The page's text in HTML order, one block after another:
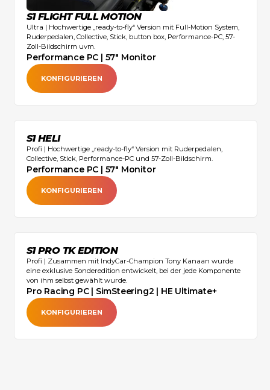
S1 FLIGHT FULL MOTION
Ultra | Hochwertige „ready-to-fly“ Version mit Full-Motion System,
Ruderpedalen, Collective, Stick, button box, Performance-PC, 57-
Zoll-Bildschirm uvm.
Performance PC | 57" Monitor
KONFIGURIEREN
S1 HELI
Profi | Hochwertige „ready-to-fly“ Version mit Ruderpedalen,
Collective, Stick, Performance-PC und 57-Zoll-Bildschirm.‍
Performance PC | 57" Monitor
KONFIGURIEREN
S1 PRO TK EDITION
Profi | Zusammen mit IndyCar-Champion Tony Kanaan wurde
eine exklusive Sonderedition entwickelt, bei der jede Komponente
von ihm selbst gewählt wurde.‍
Pro Racing PC | SimSteering2 | HE Ultimate+
KONFIGURIEREN